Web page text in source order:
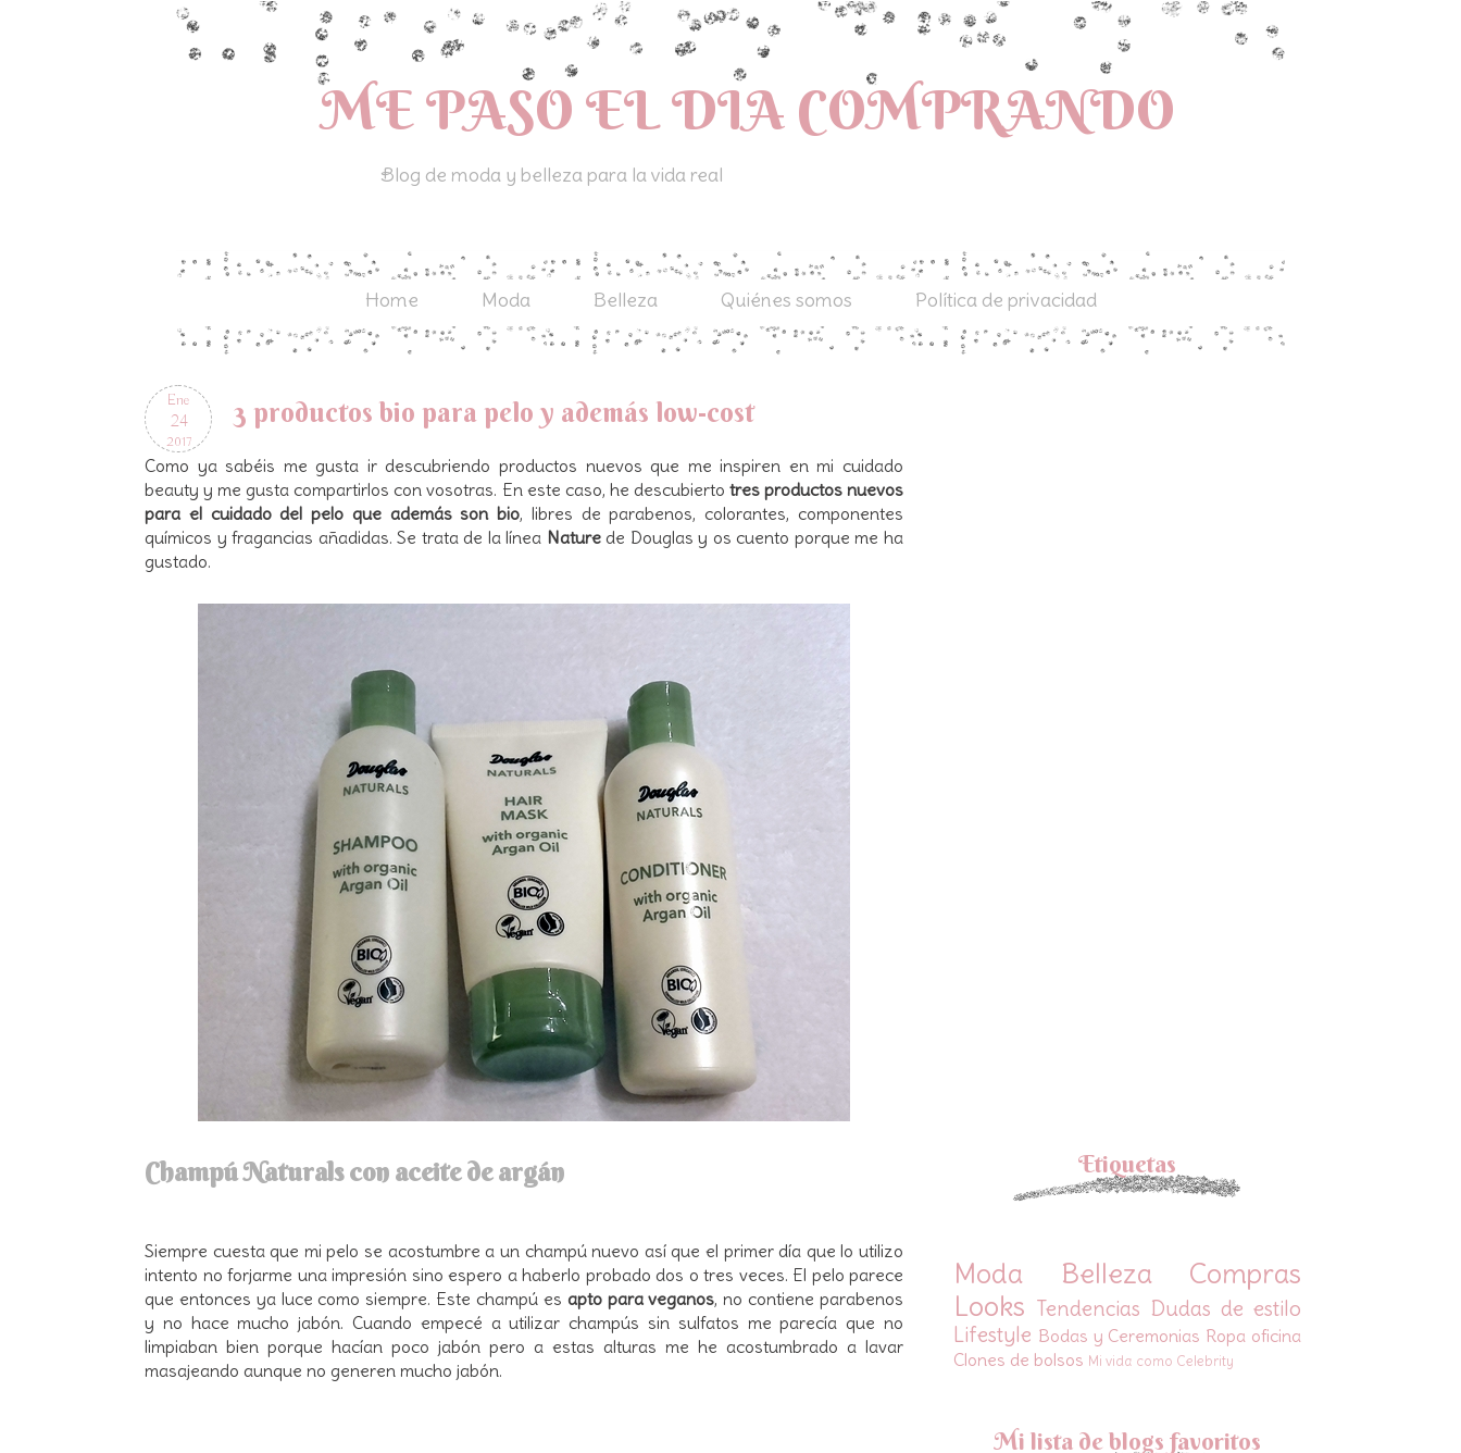
ME PASO EL DIA COMPRANDO
Blog de moda y belleza para la vida real
Home Moda Belleza Quiénes somos Política de privacidad
Ene
24
2017
3 productos bio para pelo y además low-cost
Como ya sabéis me gusta ir descubriendo productos nuevos que me inspiren en mi cuidado
beauty y me gusta compartirlos con vosotras. En este caso, he descubierto tres productos nuevos
para el cuidado del pelo que además son bio, libres de parabenos, colorantes, componentes
químicos y fragancias añadidas. Se trata de la línea Naturede Douglas y os cuento porque me ha
gustado.
Champú Naturals con aceite de argán
Siempre cuesta que mi pelo se acostumbre a un champú nuevo así que el primer día que lo utilizo
intento no forjarme una impresión sino espero a haberlo probado dos o tres veces. El pelo parece
que entonces ya luce como siempre. Este champú es apto para veganos, no contiene parabenos
y no hace mucho jabón. Cuando empecé a utilizar champús sin sulfatos me parecía que no
limpiaban bien porque hacían poco jabón pero a estas alturas me he acostumbrado a lavar
masajeando aunque no generen mucho jabón.
Etiquetas
Moda Belleza
Compras
Looks Tendencias Dudas de estilo
Lifestyle Bodas y Ceremonias Ropa oficina
Clones de bolsos Mi vida como Celebrity
Mi lista de blogs favoritos